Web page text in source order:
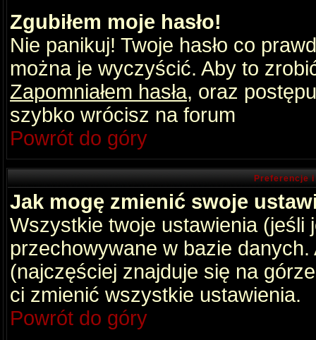
Zgubiłem moje hasło!
Nie panikuj! Twoje hasło co
można je wyczyścić. Aby to
Zapomniałem hasła, oraz
szybko wrócisz na forum
Powrót do góry
Preferencje
Jak mogę zmienić swoje
Wszystkie twoje ustawienia (jeśli
przechowywane w bazie
(najczęściej znajduje się na
ci zmienić wszystkie ustawienia.
Powrót do góry